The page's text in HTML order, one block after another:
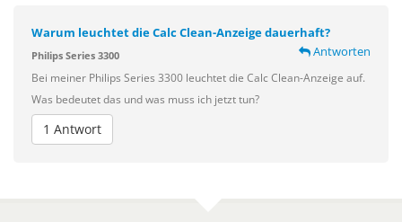
Warum leuchtet die Calc Clean-Anzeige dauerhaft?
Antworten
Philips Series 3300
Bei meiner Philips Series 3300 leuchtet die Calc Clean-Anzeige auf.
Was bedeutet das und was muss ich jetzt tun?
1 Antwort